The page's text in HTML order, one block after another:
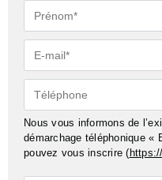
Prénom*
E-
mail*
Téléphone
Nous vous informons de
démarchage téléphonique «
pouvez vous inscrire (